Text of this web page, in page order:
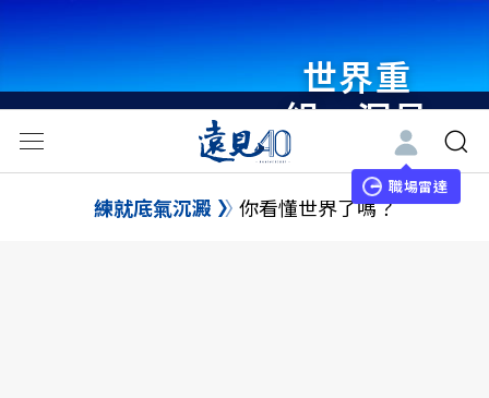
世界重
組・洞見
未來 與
世界領袖
職場雷達
練就底氣沉澱 你看懂世界了嗎？